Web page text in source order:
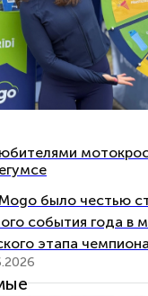
было честью
события года в
этапа
двух дней, 6
Конь» («Zelta